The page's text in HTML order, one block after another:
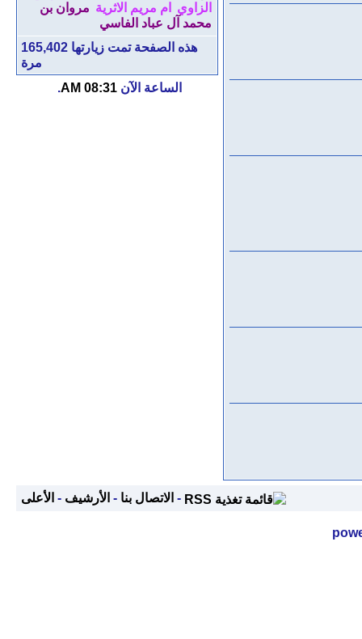
الزاوي
ام مريم الاثرية مروان بن
محمد آل عباد الفاسي
هذه الصفحة تمت زيارتها 165,402
مرة
الساعة الآن 08:31 AM
.
- الاتصال بنا - الأرشيف - الأعلى